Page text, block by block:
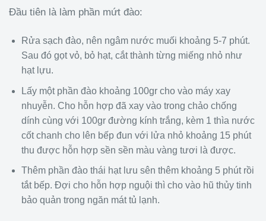
Đầu tiên là làm phần mứt đào:
Rửa sạch đào, nên ngâm nước muối khoảng 5-7 phút.
Sau đó gọt vỏ, bỏ hạt, cắt thành từng miếng nhỏ như
hạt lựu.
Lấy một phần đào khoảng 100gr cho vào máy xay
nhuyễn. Cho hỗn hợp đã xay vào trong chảo chống
dính cùng với 100gr đường kính trắng, kèm 1 thìa nước
cốt chanh cho lên bếp đun với lửa nhỏ khoảng 15 phút
thu được hỗn hợp sền sền màu vàng tươi là được.
Thêm phần đào thái hạt lưu sên thêm khoảng 5 phút rồi
tắt bếp. Đợi cho hỗn hợp nguội thì cho vào hũ thủy tinh
bảo quản trong ngăn mát tủ lạnh.